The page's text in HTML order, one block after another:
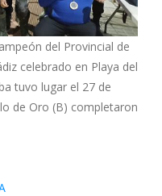
del Provincial de
celebrado en Playa del
tuvo lugar el 27 de
de Oro (B) completaron